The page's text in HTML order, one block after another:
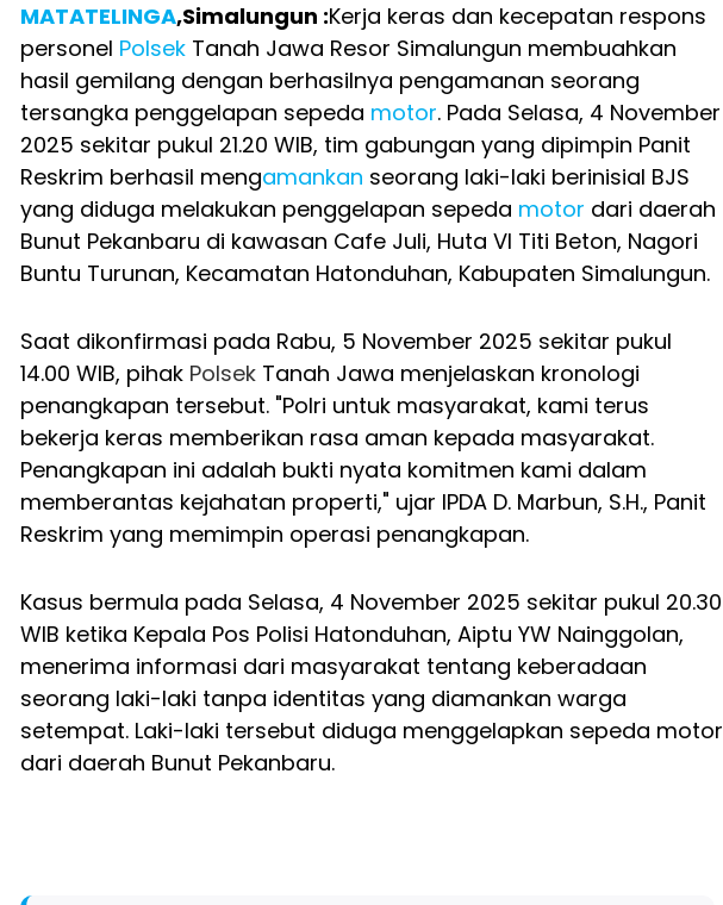
MATATELINGA,Simalungun :Kerja keras dan kecepatan respons
personel Polsek Tanah Jawa Resor Simalungun membuahkan
hasil gemilang dengan berhasilnya pengamanan seorang
tersangka penggelapan sepeda motor. Pada Selasa, 4 November
2025 sekitar pukul 21.20 WIB, tim gabungan yang dipimpin Panit
Reskrim berhasil mengamankan seorang laki-laki berinisial BJS
yang diduga melakukan penggelapan sepeda motor dari daerah
Bunut Pekanbaru di kawasan Cafe Juli, Huta VI Titi Beton, Nagori
Buntu Turunan, Kecamatan Hatonduhan, Kabupaten Simalungun.
Saat dikonfirmasi pada Rabu, 5 November 2025 sekitar pukul
14.00 WIB, pihak Polsek Tanah Jawa menjelaskan kronologi
penangkapan tersebut. "Polri untuk masyarakat, kami terus
bekerja keras memberikan rasa aman kepada masyarakat.
Penangkapan ini adalah bukti nyata komitmen kami dalam
memberantas kejahatan properti," ujar IPDA D. Marbun, S.H., Panit
Reskrim yang memimpin operasi penangkapan.
Kasus bermula pada Selasa, 4 November 2025 sekitar pukul 20.30
WIB ketika Kepala Pos Polisi Hatonduhan, Aiptu YW Nainggolan,
menerima informasi dari masyarakat tentang keberadaan
seorang laki-laki tanpa identitas yang diamankan warga
setempat. Laki-laki tersebut diduga menggelapkan sepeda motor
dari daerah Bunut Pekanbaru.